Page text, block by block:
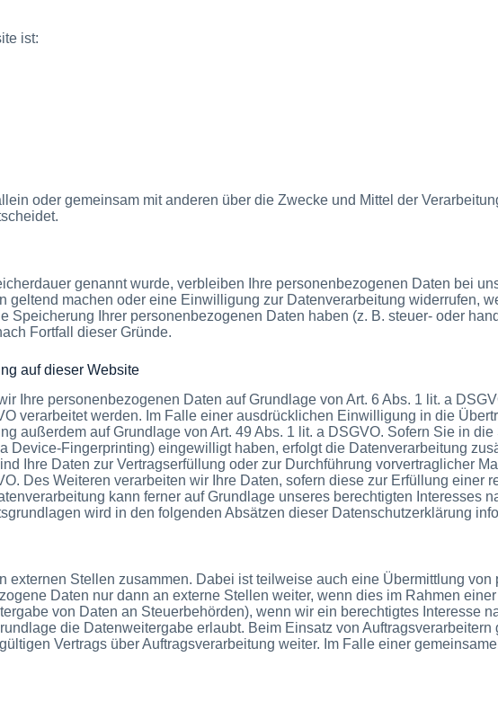
ist:
oder gemeinsam mit anderen über die Zwecke und Mittel der
genannt wurde, verbleiben Ihre personenbezogenen Daten bei
machen oder eine Einwilligung zur Datenverarbeitung widerrufen,
Ihrer personenbezogenen Daten haben (z. B. steuer- oder
Fortfall dieser Gründe.
auf dieser Website
Ihre personenbezogenen Daten auf Grundlage von Art. 6 Abs. 1 lit. a
verarbeitet werden. Im Falle einer ausdrücklichen Einwilligung in die
außerdem auf Grundlage von Art. 49 Abs. 1 lit. a DSGVO. Sofern Sie in
Device-Fingerprinting) eingewilligt haben, erfolgt die Datenverarbeitung
Ihre Daten zur Vertragserfüllung oder zur Durchführung vorvertraglicher
Des Weiteren verarbeiten wir Ihre Daten, sofern diese zur Erfüllung einer
kann ferner auf Grundlage unseres berechtigten Interesses
wird in den folgenden Absätzen dieser Datenschutzerklärung
externen Stellen zusammen. Dabei ist teilweise auch eine Übermittlung von
Daten nur dann an externe Stellen weiter, wenn dies im Rahmen
von Daten an Steuerbehörden), wenn wir ein berechtigtes Interesse
die Datenweitergabe erlaubt. Beim Einsatz von Auftragsverarbeitern
Vertrags über Auftragsverarbeitung weiter. Im Falle einer